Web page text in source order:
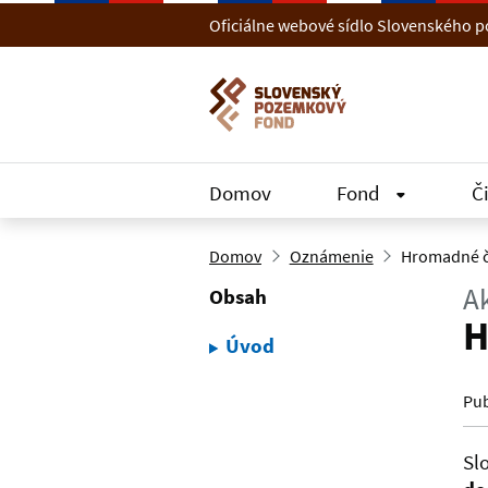
Oficiálne webové sídlo Slovenského
Domov Fond
Domov Oznámenie Hromadné
Obsah
Úvod